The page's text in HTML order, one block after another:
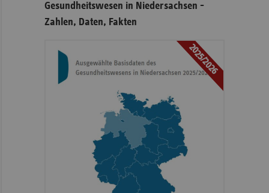
Gesundheitswesen in Niedersachsen -
Zahlen, Daten, Fakten
2025/2026